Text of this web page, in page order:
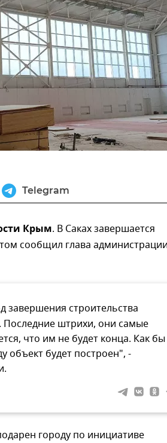
Telegram
Крым. В Саках завершается
сообщил глава
завершения строительства
Последние штрихи, они самые
что им не будет конца. Как бы
объект будет построен", -
городу по инициативе